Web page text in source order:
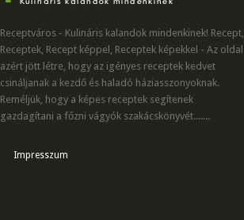
Receptváros - Kulináris kalandok mindenkinek! Recept,
Receptek, Recept képpel, Receptek képekkel - Az oldal
azért jött létre, hogy az igényes receptek kedvet
csináljanak a kezdő és haladó háziasszonyoknak.
Reméljük, hogy a képes receptek segítenek
gazdagítani a főzni vágyók szakácskönyvét.......
Impresszum